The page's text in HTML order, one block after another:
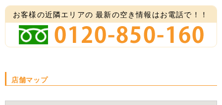
お客様の近隣エリアの 最新の空き情報はお電話で！！
店舗マップ